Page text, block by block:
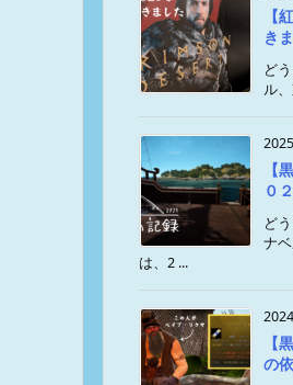
【
き
ど
ル
【
０
ど
ナ
は、2 ...
【
の